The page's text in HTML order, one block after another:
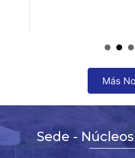
Más
Sede -